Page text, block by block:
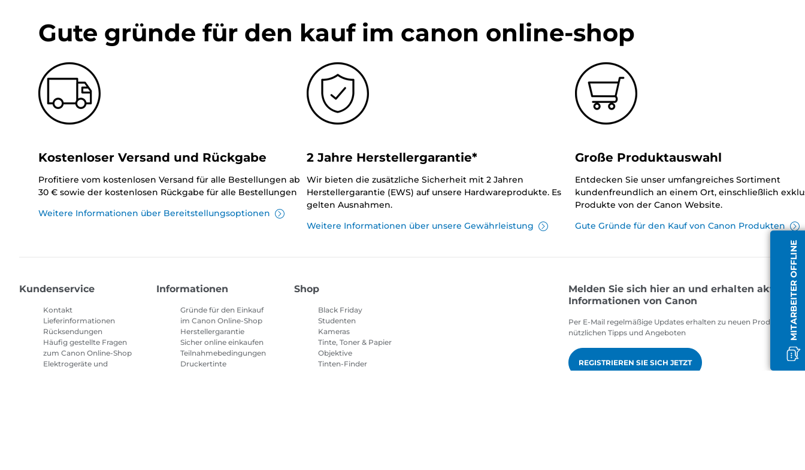
MITARBEITER OFFLINE
Gute gründe für den kauf im canon online-shop
Kostenloser Versand und Rückgabe
Profitiere vom kostenlosen Versand für alle Bestellungen ab
30 € sowie der kostenlosen Rückgabe für alle Bestellungen
Weitere Informationen über Bereitstellungsoptionen
2 Jahre Herstellergarantie*
Wir bieten die zusätzliche Sicherheit mit 2 Jahren
Herstellergarantie (EWS) auf unsere Hardwareprodukte. Es
gelten Ausnahmen.
Weitere Informationen über unsere Gewährleistung
Große Produktauswahl
Entdecken Sie unser umfangreiches Sortiment
kundenfreundlich an einem Ort, einschließlich
Produkte von der Canon Website.
Gute Gründe für den Kauf von Canon Produkten
Kundenservice
Kontakt
Lieferinformationen
Rücksendungen
Häufig gestellte Fragen
zum Canon Online-Shop
Elektrogeräte und
Informationen
Gründe für den Einkauf
im Canon Online-Shop
Herstellergarantie
Sicher online einkaufen
Teilnahmebedingungen
Druckertinte
Shop
Black Friday
Studenten
Kameras
Tinte, Toner & Papier
Objektive
Tinten-Finder
Melden Sie sich hier an und erhalten aktuelle
Informationen von Canon
Per E-Mail regelmäßige Updates erhalten zu neuen Produkten,
nützlichen Tipps und Angeboten
REGISTRIEREN SIE SICH JETZT